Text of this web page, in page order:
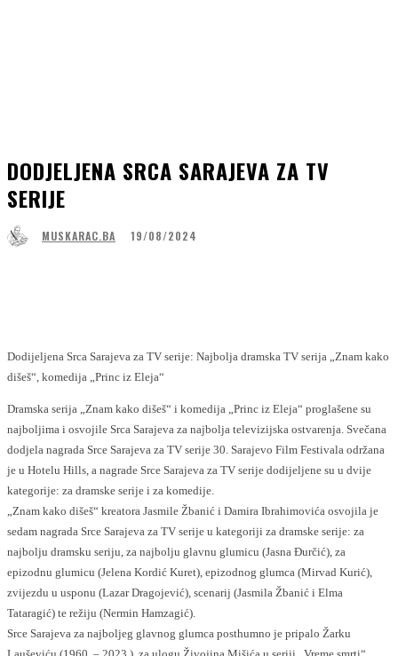
DODJELJENA SRCA SARAJEVA ZA TV
SERIJE
MUSKARAC.BA 19/08/2024
Dodijeljena Srca Sarajeva za TV serije: Najbolja dramska TV serija „Znam kako
dišeš“, komedija „Princ iz Eleja“
Dramska serija „Znam kako dišeš“ i komedija „Princ iz Eleja“ proglašene su
najboljima i osvojile Srca Sarajeva za najbolja televizijska ostvarenja. Svečana
dodjela nagrada Srce Sarajeva za TV serije 30. Sarajevo Film Festivala održana
je u Hotelu Hills, a nagrade Srce Sarajeva za TV serije dodijeljene su u dvije
kategorije: za dramske serije i za komedije.
„Znam kako dišeš“ kreatora Jasmile Žbanić i Damira Ibrahimovića osvojila je
sedam nagrada Srce Sarajeva za TV serije u kategoriji za dramske serije: za
najbolju dramsku seriju, za najbolju glavnu glumicu (Jasna Đurčić), za
epizodnu glumicu (Jelena Kordić Kuret), epizodnog glumca (Mirvad Kurić),
zvijezdu u usponu (Lazar Dragojević), scenarij (Jasmila Žbanić i Elma
Tataragić) te režiju (Nermin Hamzagić).
Srce Sarajeva za najboljeg glavnog glumca posthumno je pripalo Žarku